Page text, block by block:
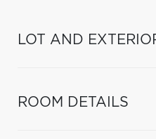
LOT AND
ROOM DETAILS